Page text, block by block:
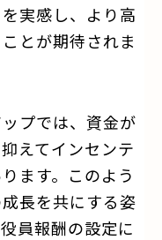
実感し、より高
とが期待されま
プでは、資金が
えてインセンテ
ます。このよう
長を共にする姿
員報酬の設定に